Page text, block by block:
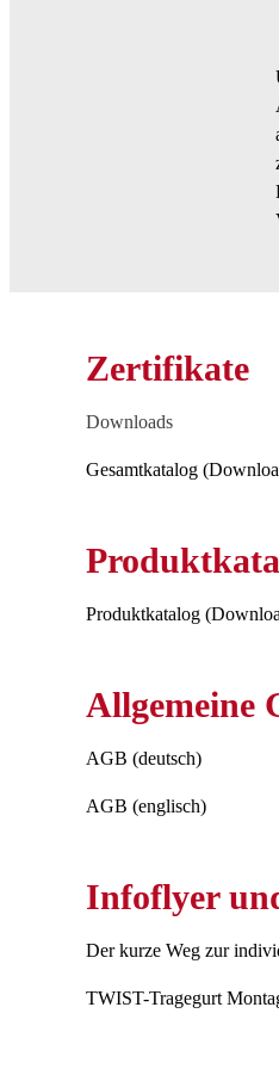
Zertifikate
Downloads
Gesamtkatalog
Produktkatalog
Allgemeine
AGB (deutsch)
AGB (englisch)
Infoflyer
Der kurze Weg zur
TWIST-Tragegurt